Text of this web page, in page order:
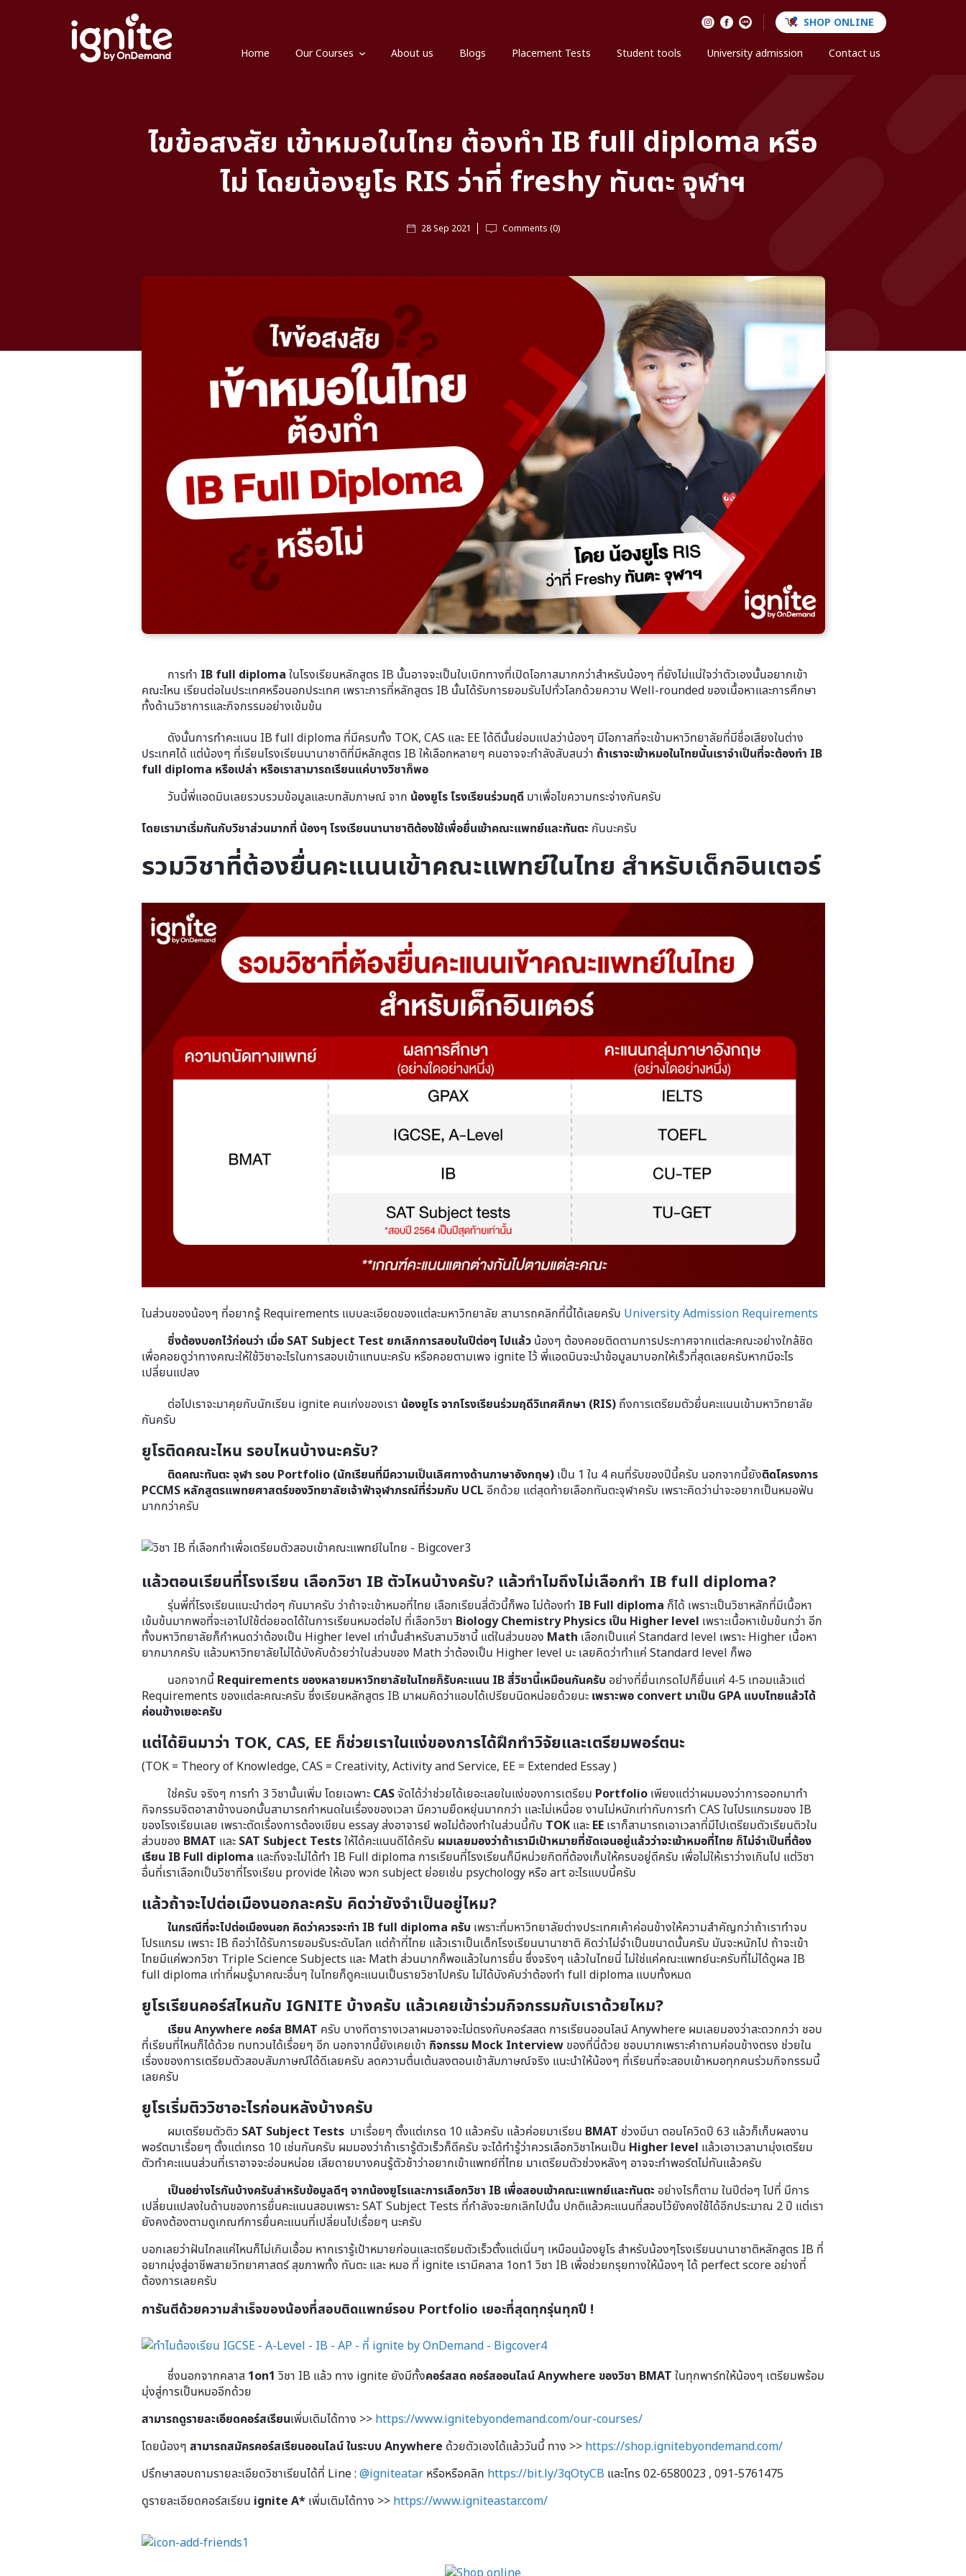
SHOP ONLINE
Home Our Courses About us Blogs Placement Tests Student tools University admission Contact us
ไขข้อสงสัย เข้าหมอในไทย ต้องทำ IB full diploma หรือ
ไม่ โดยน้องยูโร RIS ว่าที่ freshy ทันตะ จุฬาฯ
28 Sep 2021 Comments (0)
การทำ IB full diploma ในโรงเรียนหลักสูตร IB นั้นอาจจะเป็นใบเบิกทางที่เปิดโอกาสมากกว่าสำหรับน้องๆ ที่ยังไม่แน่ใจว่าตัวเองนั้นอยากเข้า
คณะไหน เรียนต่อในประเทศหรือนอกประเทศ เพราะการที่หลักสูตร IB นั้นได้รับการยอมรับไปทั่วโลกด้วยความ Well-rounded ของเนื้อหาและการศึกษา
ทั้งด้านวิชาการและกิจกรรมอย่างเข้มข้น
ดังนั้นการทำคะแนน IB full diploma ที่มีครบทั้ง TOK, CAS และ EE ได้ดีนั้นย่อมแปลว่าน้องๆ มีโอกาสที่จะเข้ามหาวิทยาลัยที่มีชื่อเสียงในต่าง
ประเทศได้ แต่น้องๆ ที่เรียนโรงเรียนนานาชาติที่มีหลักสูตร IB ให้เลือกหลายๆ คนอาจจะกำลังสับสนว่า ถ้าเราจะเข้าหมอในไทยนั้นเราจำเป็นที่จะต้องทำ IB
full diploma หรือเปล่า หรือเราสามารถเรียนแค่บางวิชาก็พอ
วันนี้พี่แอดมินเลยรวบรวมข้อมูลและบทสัมภาษณ์ จาก น้องยูโร โรงเรียนร่วมฤดี มาเพื่อไขความกระจ่างกันครับ
โดยเรามาเริ่มกันกับวิชาส่วนมากที่ น้องๆ โรงเรียนนานาชาติต้องใช้เพื่อยื่นเข้าคณะแพทย์และทันตะ กันนะครับ
รวมวิชาที่ต้องยื่นคะแนนเข้าคณะแพทย์ในไทย สำหรับเด็กอินเตอร์
ในส่วนของน้องๆ ที่อยากรู้ Requirements แบบละเอียดของแต่ละมหาวิทยาลัย สามารถคลิกที่นี้ได้เลยครับ University Admission Requirements
ซึ่งต้องบอกไว้ก่อนว่า เมื่อ SAT Subject Test ยกเลิกการสอบในปีต่อๆ ไปแล้วน้องๆ ต้องคอยติดตามการประกาศจากแต่ละคณะอย่างใกล้ชิด
เพื่อคอยดูว่าทางคณะให้ใช้วิชาอะไรในการสอบเข้าแทนนะครับ หรือคอยตามเพจ ignite ไว้ พี่แอดมินจะนำข้อมูลมาบอกให้เร็วที่สุดเลยครับหากมีอะไร
เปลี่ยนแปลง
ต่อไปเราจะมาคุยกับนักเรียน ignite คนเก่งของเรา น้องยูโร จากโรงเรียนร่วมฤดีวิเทศศึกษา (RIS)ถึงการเตรียมตัวยื่นคะแนนเข้ามหาวิทยาลัย
กันครับ
ยูโรติดคณะไหน รอบไหนบ้างนะครับ?
ติดคณะทันตะ จุฬา รอบ Portfolio (นักเรียนที่มีความเป็นเลิศทางด้านภาษาอังกฤษ)เป็น 1 ใน 4 คนที่รับของปีนี้ครับ นอกจากนี้ยังติดโครงการ
PCCMS หลักสูตรแพทยศาสตร์ของวิทยาลัยเจ้าฟ้าจุฬาภรณ์ที่ร่วมกับ UCL อีกด้วย แต่สุดท้ายเลือกทันตะจุฬาครับ เพราะคิดว่าน่าจะอยากเป็นหมอฟัน
มากกว่าครับ
แล้วตอนเรียนที่โรงเรียน เลือกวิชา IB ตัวไหนบ้างครับ? แล้วทำไมถึงไม่เลือกทำ IB full diploma?
รุ่นพี่ที่โรงเรียนแนะนำต่อๆ กันมาครับ ว่าถ้าจะเข้าหมอที่ไทย เลือกเรียนสี่ตัวนี้ก็พอ ไม่ต้องทำ IB Full diploma ก็ได้ เพราะเป็นวิชาหลักที่มีเนื้อหา
เข้มข้นมากพอที่จะเอาไปใช้ต่อยอดได้ในการเรียนหมอต่อไป ที่เลือกวิชา Biology Chemistry Physics เป็น Higher level เพราะเนื้อหาเข้มข้นกว่า อีก
ทั้งมหาวิทยาลัยก็กำหนดว่าต้องเป็น Higher level เท่านั้นสำหรับสามวิชานี้ แต่ในส่วนของ Math เลือกเป็นแค่ Standard level เพราะ Higher เนื้อหา
ยากมากครับ แล้วมหาวิทยาลัยไม่ได้บังคับด้วยว่าในส่วนของ Math ว่าต้องเป็น Higher level นะ เลยคิดว่าทำแค่ Standard level ก็พอ
นอกจากนี้ Requirements ของหลายมหาวิทยาลัยในไทยก็รับคะแนน IB สี่วิชานี้เหมือนกันครับ อย่างที่ยื่นเกรดไปก็ยื่นแค่ 4-5 เทอมแล้วแต่
Requirements ของแต่ละคณะครับ ซึ่งเรียนหลักสูตร IB มาผมคิดว่าแอบได้เปรียบนิดหน่อยด้วยนะ เพราะพอ convert มาเป็น GPA แบบไทยแล้วได้
ค่อนข้างเยอะครับ
แต่ได้ยินมาว่า TOK, CAS, EE ก็ช่วยเราในแง่ของการได้ฝึกทำวิจัยและเตรียมพอร์ตนะ
(TOK = Theory of Knowledge, CAS = Creativity, Activity and Service, EE = Extended Essay )
ใช่ครับ จริงๆ การทำ 3 วิชานั้นเพิ่ม โดยเฉพาะ CASจัดได้ว่าช่วยได้เยอะเลยในแง่ของการเตรียม Portfolioเพียงแต่ว่าผมมองว่าการออกมาทำ
กิจกรรมจิตอาสาข้างนอกนั้นสามารถกำหนดในเรื่องของเวลา มีความยืดหยุ่นมากกว่า และไม่เหนื่อย งานไม่หนักเท่ากับการทำ CAS ในโปรแกรมของ IB
ของโรงเรียนเลย เพราะตัดเรื่องการต้องเขียน essay ส่งอาจารย์ พอไม่ต้องทำในส่วนนี้กับ TOKและ EEเราก็สามารถเอาเวลาที่มีไปเตรียมตัวเรียนติวใน
ส่วนของ BMAT และ SAT Subject Testsให้ได้คะแนนดีได้ครับ ผมเลยมองว่าถ้าเรามีเป้าหมายที่ชัดเจนอยู่แล้วว่าจะเข้าหมอที่ไทย ก็ไม่จำเป็นที่ต้อง
เรียน IB Full diploma และถึงจะไม่ได้ทำ IB Full diploma การเรียนที่โรงเรียนก็มีหน่วยกิตที่ต้องเก็บให้ครบอยู่ดีครับ เพื่อไม่ให้เราว่างเกินไป แต่วิชา
อื่นที่เราเลือกเป็นวิชาที่โรงเรียน provide ให้เอง พวก subject ย่อยเช่น psychology หรือ art อะไรแบบนี้ครับ
แล้วถ้าจะไปต่อเมืองนอกละครับ คิดว่ายังจำเป็นอยู่ไหม?
ในกรณีที่จะไปต่อเมืองนอก คิดว่าควรจะทำ IB full diploma ครับ เพราะที่มหาวิทยาลัยต่างประเทศเค้าค่อนข้างให้ความสำคัญกว่าถ้าเราทำจบ
โปรแกรม เพราะ IB ถือว่าได้รับการยอมรับระดับโลก แต่ถ้าที่ไทย แล้วเราเป็นเด็กโรงเรียนนานาชาติ คิดว่าไม่จำเป็นขนาดนั้นครับ มันจะหนักไป ถ้าจะเข้า
ไทยมีแค่พวกวิชา Triple Science Subjects และ Math ส่วนมากก็พอแล้วในการยื่น ซึ่งจริงๆ แล้วในไทยนี่ ไม่ใช่แค่คณะแพทย์นะครับที่ไม่ได้ดูผล IB
full diploma เท่าที่ผมรู้มาคณะอื่นๆ ในไทยก็ดูคะแนนเป็นรายวิชาไปครับ ไม่ได้บังคับว่าต้องทำ full diploma แบบทั้งหมด
ยูโรเรียนคอร์สไหนกับ IGNITE บ้างครับ แล้วเคยเข้าร่วมกิจกรรมกับเราด้วยไหม?
เรียน Anywhere คอร์ส BMAT ครับ บางทีตารางเวลาผมอาจจะไม่ตรงกับคอร์สสด การเรียนออนไลน์ Anywhere ผมเลยมองว่าสะดวกกว่า ชอบ
ที่เรียนที่ไหนก็ได้ด้วย ทบทวนได้เรื่อยๆ อีก นอกจากนี้ยังเคยเข้า กิจกรรม Mock Interviewของที่นี่ด้วย ชอบมากเพราะคำถามค่อนข้างตรง ช่วยใน
เรื่องของการเตรียมตัวสอบสัมภาษณ์ได้ดีเลยครับ ลดความตื่นเต้นลงตอนเข้าสัมภาษณ์จริง แนะนำให้น้องๆ ที่เรียนที่จะสอบเข้าหมอทุกคนร่วมกิจกรรมนี้
เลยครับ
ยูโรเริ่มติววิชาอะไรก่อนหลังบ้างครับ
ผมเตรียมตัวติว SAT Subject Testsมาเรื่อยๆ ตั้งแต่เกรด 10 แล้วครับ แล้วค่อยมาเรียน BMAT ช่วงมีนา ตอนโควิดปี 63 แล้วก็เก็บผลงาน
พอร์ตมาเรื่อยๆ ตั้งแต่เกรด 10 เช่นกันครับ ผมมองว่าถ้าเรารู้ตัวเร็วก็ดีครับ จะได้ทำรู้ว่าควรเลือกวิชาไหนเป็น Higher level แล้วเอาเวลามามุ่งเตรียม
ตัวทำคะแนนส่วนที่เราอาจจะอ่อนหน่อย เสียดายบางคนรู้ตัวช้าว่าอยากเข้าแพทย์ที่ไทย มาเตรียมตัวช่วงหลังๆ อาจจะทำพอร์ตไม่ทันแล้วครับ
เป็นอย่างไรกันบ้างครับสำหรับข้อมูลดีๆ จากน้องยูโรและการเลือกวิชา IB เพื่อสอบเข้าคณะแพทย์และทันตะ อย่างไรก็ตาม ในปีต่อๆ ไปที่ มีการ
เปลี่ยนแปลงในด้านของการยื่นคะแนนสอบเพราะ SAT Subject Tests ที่กำลังจะยกเลิกไปนั้น ปกติแล้วคะแนนที่สอบไว้ยังคงใช้ได้อีกประมาณ 2 ปี แต่เรา
ยังคงต้องตามดูเกณฑ์การยื่นคะแนนที่เปลี่ยนไปเรื่อยๆ นะครับ
บอกเลยว่าฝันไกลแค่ไหนก็ไม่เกินเอื้อม หากเรารู้เป้าหมายก่อนและเตรียมตัวเร็วตั้งแต่เนิ่นๆ เหมือนน้องยูโร สำหรับน้องๆโรงเรียนนานาชาติหลักสูตร IB ที่
อยากมุ่งสู่อาชีพสายวิทยาศาสตร์ สุขภาพทั้ง ทันตะ และ หมอ ที่ ignite เรามีคลาส 1on1 วิชา IB เพื่อช่วยกรุยทางให้น้องๆ ได้ perfect score อย่างที่
ต้องการเลยครับ
การันตีด้วยความสำเร็จของน้องที่สอบติดแพทย์รอบ Portfolio เยอะที่สุดทุกรุ่นทุกปี !
ซึ่งนอกจากคลาส 1on1 วิชา IB แล้ว ทาง ignite ยังมีทั้งคอร์สสด คอร์สออนไลน์ Anywhere ของวิชา BMAT ในทุกพาร์ทให้น้องๆ เตรียมพร้อม
มุ่งสู่การเป็นหมออีกด้วย
สามารถดูรายละเอียดคอร์สเรียนเพิ่มเติมได้ทาง >> https://www.ignitebyondemand.com/our-courses/
โดยน้องๆ สามารถสมัครคอร์สเรียนออนไลน์ ในระบบ Anywhere ด้วยตัวเองได้แล้ววันนี้ ทาง >> https://shop.ignitebyondemand.com/
ปรึกษาสอบถามรายละเอียดวิชาเรียนได้ที่ Line : @igniteatarหรือหรือคลิก https://bit.ly/3qOtyCB และโทร 02-6580023 , 091-5761475
ดูรายละเอียดคอร์สเรียน ignite A*เพิ่มเติมได้ทาง >> https://www.igniteastar.com/